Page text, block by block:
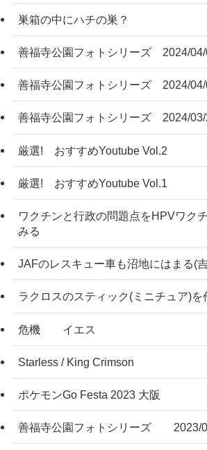
巣箱の中にハチの巣？
善福寺公園フォトシリーズ 2024/
善福寺公園フォトシリーズ 2024/
善福寺公園フォトシリーズ 2024/
厳選! おすすめYoutube Vol.2
厳選! おすすめYoutube Vol.1
ワクチンと行政の問題点をHPVワク
みる
JAFのレスキュー車も沼地にはまる(
ラクロスのスティック(ミニチュア)を
危機 イエス
Starless / King Crimson
ポケモンGo Festa 2023 大阪
善福寺公園フォトシリーズ 2023/